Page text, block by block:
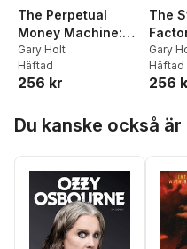
The Perpetual
Money Machine:
How to Invest in
Your Future By
Investing in Your
Gary Holt
Häftad
256 kr
The
Gary
Häftad
256
Du kanske också